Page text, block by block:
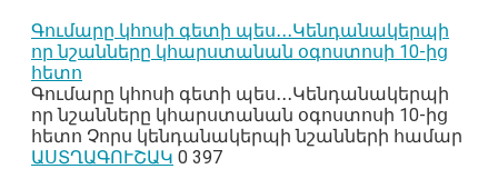
Գումարը կհոսի գետի պես․․․Կենդանակերպի
որ նշանները կհարստանան օգոստոսի 10-ից
հետո
Գումարը կհոսի գետի պես․․․Կենդանակերպի
որ նշանները կհարստանան օգոստոսի 10-ից
հետո Չորս կենդանակերպի նշանների համար
ԱՍՏՂԱԳՈՒՇԱԿ 0 397